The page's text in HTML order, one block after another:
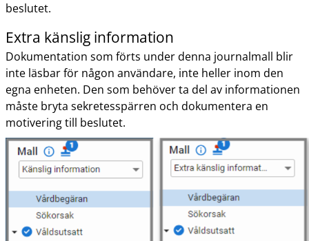
beslutet.
Extra känslig information
Dokumentation som förts under denna journalmall blir
inte läsbar för någon användare, inte heller inom den
egna enheten. Den som behöver ta del av informationen
måste bryta sekretesspärren och dokumentera en
motivering till beslutet.